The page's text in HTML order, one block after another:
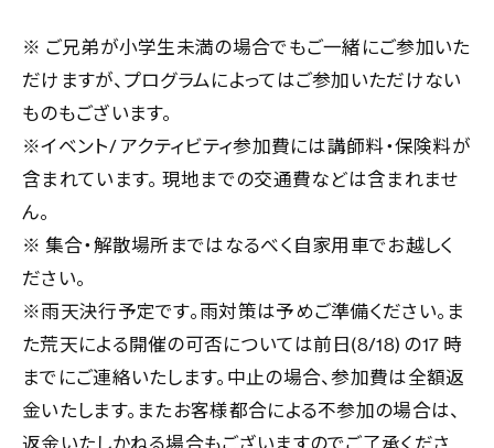
※ ご兄弟が小学生未満の場合でもご一緒にご参加いた
だけますが、プログラムによってはご参加いただけない
ものもございます。
※イベント/ アクティビティ参加費には講師料・保険料が
含まれています。 現地までの交通費などは含まれませ
ん。
※ 集合・解散場所まではなるべく自家用車でお越しく
ださい。
※雨天決行予定です。雨対策は予めご準備ください。ま
た荒天による開催の可否については前日(8/18) の17 時
までにご連絡いたします。中止の場合、参加費は全額返
金いたします。またお客様都合による不参加の場合は、